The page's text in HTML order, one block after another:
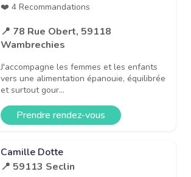
❤️ 4 Recommandations
📍 78 Rue Obert, 59118
Wambrechies
J'accompagne les femmes et les enfants
vers une alimentation épanouie, équilibrée
et surtout gour...
Prendre rendez-vous
Camille Dotte
📍 59113 Seclin